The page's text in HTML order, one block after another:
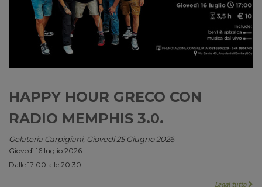
HAPPY HOUR GRECO CON
RADIO MEMPHIS 3.0.
Gelateria Carpigiani, Giovedi 25 Giugno 2026
Giovedì 16 luglio 2026
Dalle 17:00 alle 20:30
Leggi tutto